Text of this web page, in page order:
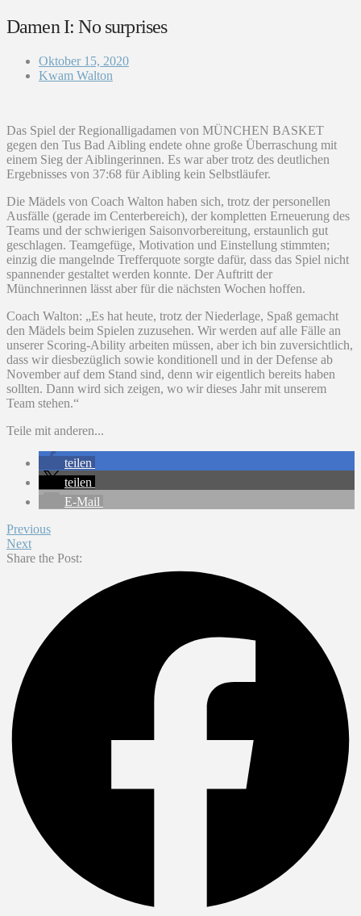
Damen I: No surprises
Oktober 15, 2020
Kwam Walton
Das Spiel der Regionalligadamen von MÜNCHEN BASKET
gegen den Tus Bad Aibling endete ohne große Überraschung mit
einem Sieg der Aiblingerinnen. Es war aber trotz des deutlichen
Ergebnisses von 37:68 für Aibling kein Selbstläufer.
Die Mädels von Coach Walton haben sich, trotz der personellen
Ausfälle (gerade im Centerbereich), der kompletten Erneuerung des
Teams und der schwierigen Saisonvorbereitung, erstaunlich gut
geschlagen. Teamgefüge, Motivation und Einstellung stimmten;
einzig die mangelnde Trefferquote sorgte dafür, dass das Spiel nicht
spannender gestaltet werden konnte. Der Auftritt der
Münchnerinnen lässt aber für die nächsten Wochen hoffen.
Coach Walton: „Es hat heute, trotz der Niederlage, Spaß gemacht
den Mädels beim Spielen zuzusehen. Wir werden auf alle Fälle an
unserer Scoring-Ability arbeiten müssen, aber ich bin zuversichtlich,
dass wir diesbezüglich sowie konditionell und in der Defense ab
November auf dem Stand sind, denn wir eigentlich bereits haben
sollten. Dann wird sich zeigen, wo wir dieses Jahr mit unserem
Team stehen.“
Teile mit anderen...
teilen
teilen
E-Mail
Previous
Next
Share the Post: